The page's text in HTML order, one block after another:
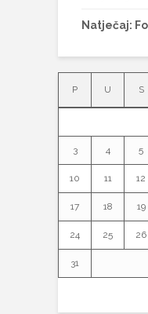
Natječaj:
P U S
3 4 5
10 11 12
17 18 19
24 25 26
31